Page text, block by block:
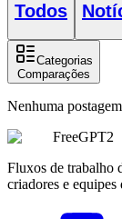
Todos
Categorias
Comparações
Nenhuma
FreeGPT2
Fluxos de trabalho
criadores e